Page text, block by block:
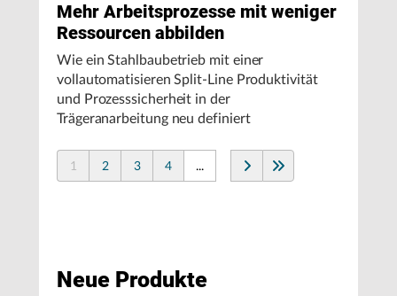
Mehr Arbeitsprozesse mit weniger
Ressourcen abbilden
Wie ein Stahlbaubetrieb mit einer
vollautomatisieren Split-Line Produktivität
und Prozesssicherheit in der
Trägeranarbeitung neu definiert
1 2 3 4 ...
Neue Produkte